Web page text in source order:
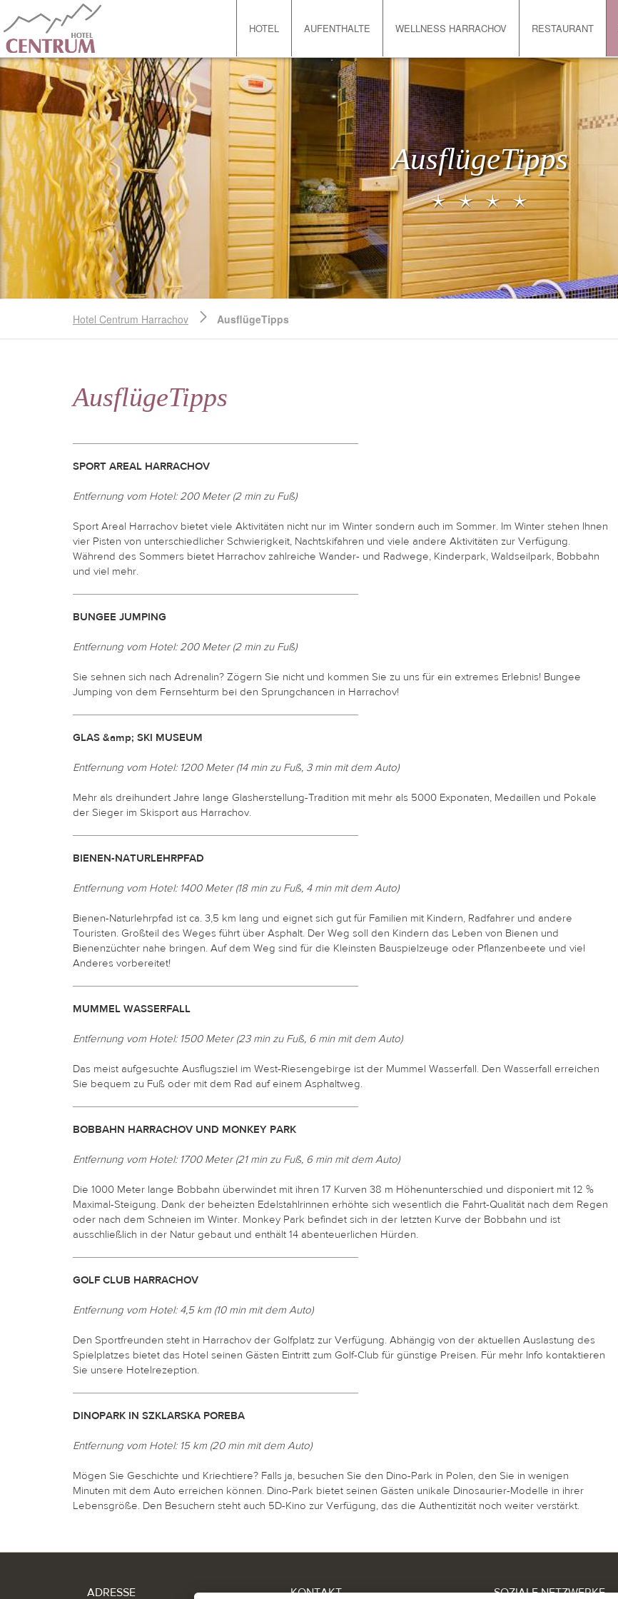
HOTEL AUFENTHALTE WELLNESS HARRACHOV RESTAURANT
AusflügeTipps
Hotel Centrum Harrachov AusflügeTipps
AusflügeTipps
SPORT AREAL HARRACHOV
Entfernung vom Hotel: 200 Meter (2 min zu Fuß)
Sport Areal Harrachov bietet viele Aktivitäten nicht nur im Winter sondern auch im Sommer. Im Winter stehen Ihnen
vier Pisten von unterschiedlicher Schwierigkeit, Nachtskifahren und viele andere Aktivitäten zur Verfügung.
Während des Sommers bietet Harrachov zahlreiche Wander- und Radwege, Kinderpark, Waldseilpark, Bobbahn
und viel mehr.
BUNGEE JUMPING
Entfernung vom Hotel: 200 Meter (2 min zu Fuß)
Sie sehnen sich nach Adrenalin? Zögern Sie nicht und kommen Sie zu uns für ein extremes Erlebnis! Bungee
Jumping von dem Fernsehturm bei den Sprungchancen in Harrachov!
GLAS &amp; SKI MUSEUM
Entfernung vom Hotel: 1200 Meter (14 min zu Fuß, 3 min mit dem Auto)
Mehr als dreihundert Jahre lange Glasherstellung-Tradition mit mehr als 5000 Exponaten, Medaillen und Pokale
der Sieger im Skisport aus Harrachov.
BIENEN-NATURLEHRPFAD
Entfernung vom Hotel: 1400 Meter (18 min zu Fuß, 4 min mit dem Auto)
Bienen-Naturlehrpfad ist ca. 3,5 km lang und eignet sich gut für Familien mit Kindern, Radfahrer und andere
Touristen. Großteil des Weges führt über Asphalt. Der Weg soll den Kindern das Leben von Bienen und
Bienenzüchter nahe bringen. Auf dem Weg sind für die Kleinsten Bauspielzeuge oder Pflanzenbeete und viel
Anderes vorbereitet!
MUMMEL WASSERFALL
Entfernung vom Hotel: 1500 Meter (23 min zu Fuß, 6 min mit dem Auto)
Das meist aufgesuchte Ausflugsziel im West-Riesengebirge ist der Mummel Wasserfall. Den Wasserfall erreichen
Sie bequem zu Fuß oder mit dem Rad auf einem Asphaltweg.
BOBBAHN HARRACHOV UND MONKEY PARK
Entfernung vom Hotel: 1700 Meter (21 min zu Fuß, 6 min mit dem Auto)
Die 1000 Meter lange Bobbahn überwindet mit ihren 17 Kurven 38 m Höhenunterschied und disponiert mit 12 %
Maximal-Steigung. Dank der beheizten Edelstahlrinnen erhöhte sich wesentlich die Fahrt-Qualität nach dem Regen
oder nach dem Schneien im Winter. Monkey Park befindet sich in der letzten Kurve der Bobbahn und ist
ausschließlich in der Natur gebaut und enthält 14 abenteuerlichen Hürden.
GOLF CLUB HARRACHOV
Entfernung vom Hotel: 4,5 km (10 min mit dem Auto)
Den Sportfreunden steht in Harrachov der Golfplatz zur Verfügung. Abhängig von der aktuellen Auslastung des
Spielplatzes bietet das Hotel seinen Gästen Eintritt zum Golf-Club für günstige Preisen. Für mehr Info kontaktieren
Sie unsere Hotelrezeption.
DINOPARK IN SZKLARSKA POREBA
Entfernung vom Hotel: 15 km (20 min mit dem Auto)
Mögen Sie Geschichte und Kriechtiere? Falls ja, besuchen Sie den Dino-Park in Polen, den Sie in wenigen
Minuten mit dem Auto erreichen können. Dino-Park bietet seinen Gästen unikale Dinosaurier-Modelle in ihrer
Lebensgröße. Den Besuchern steht auch 5D-Kino zur Verfügung, das die Authentizität noch weiter verstärkt.
ADRESSE KONTAKT SOZIALE NETZWERKE